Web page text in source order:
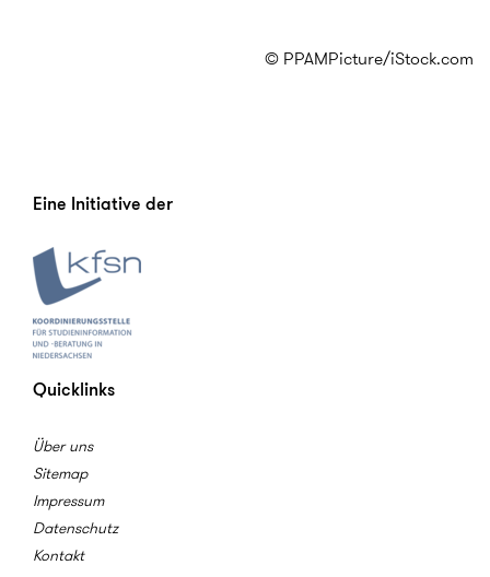
© PPAMPicture/iStock.com
Eine Initiative der
Quicklinks
Über uns
Sitemap
Impressum
Datenschutz
Kontakt